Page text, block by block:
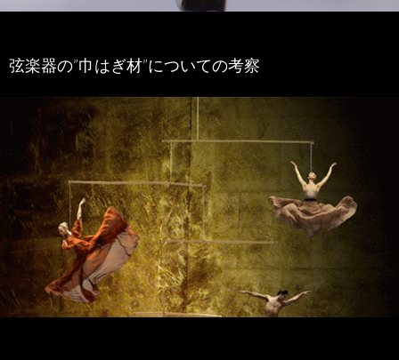
弦楽器の”巾はぎ材”についての考察